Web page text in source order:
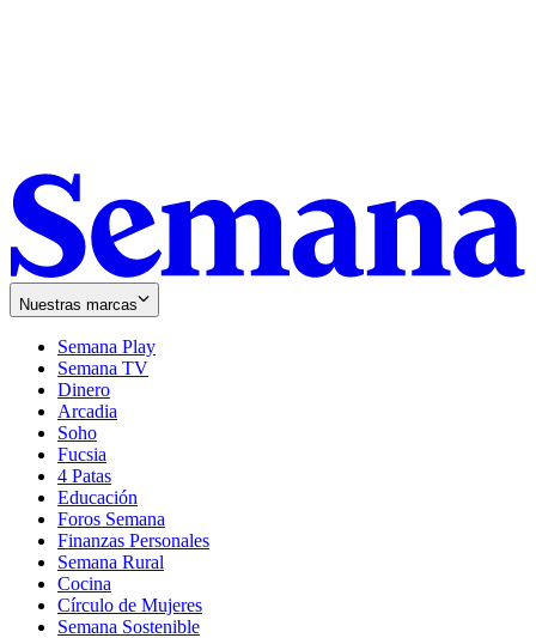
Nuestras marcas
Semana Play
Semana TV
Dinero
Arcadia
Soho
in
new
window
Fucsia
in
new
window
4 Patas
Educación
Foros Semana
Finanzas Personales
Semana Rural
Cocina
Círculo de Mujeres
Semana Sostenible